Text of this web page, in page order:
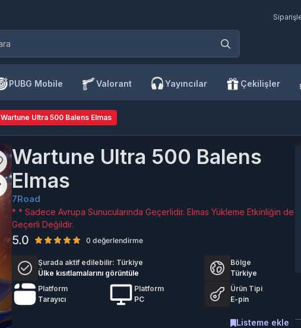
PUBG Mobile Valorant Yayıncılar Çekilişler
Wartune Ultra 500 Balens Elmas
Wartune Ultra 500 Balens
Elmas
7Road
* * Sadece Avrupa Sunucularında Geçerlidir. Elmas Yükleme Etkinliğin de
Geçerli Değildir.
5.0 0 değerlendirme
Şurada aktif edilebilir: Türkiye
Ülke kısıtlamalarını görüntüle
Bölge
Türkiye
Platform
Tarayıcı
Platform
PC
Ürün Tipi
E-pin
Listeme ekle